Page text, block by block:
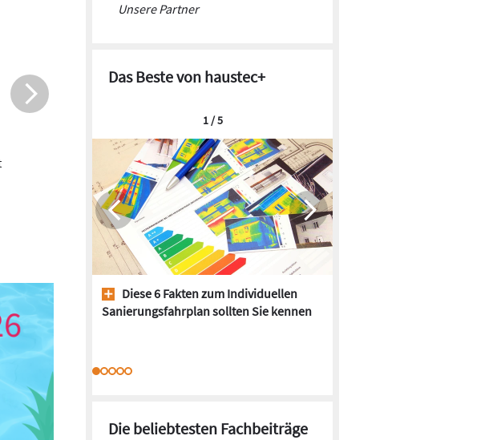
altem Boden
bieten sich nicht nur im Neubau an. Drei
Gebäudesanierung mit Flächenheizung
bedarfsgerecht, kostengünstig und schnell
funktioniert.
Unsere Partner
Das Beste von haustec+
Diese 6 Fakten zum Individuellen
Sanierungsfahrplan sollten Sie kennen
1 / 5
Die beliebtesten Fachbeiträge